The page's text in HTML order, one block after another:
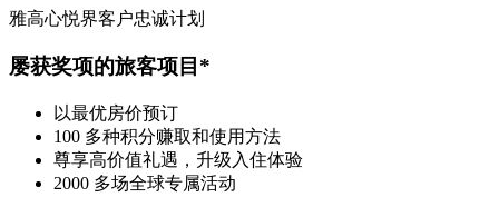
雅高心悦界客户忠诚计划
屡获奖项的旅客项目*
以最优房价预订
100 多种积分赚取和使用方法
尊享高价值礼遇，升级入住体验
2000 多场全球专属活动